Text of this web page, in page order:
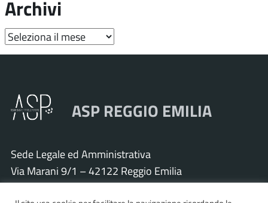
Archivi
Archivi
ASP REGGIO EMILIA
Sede Legale ed Amministrativa
Via Marani 9/1 – 42122 Reggio Emilia
Tel. 0522 571011 – Fax 0522 571030